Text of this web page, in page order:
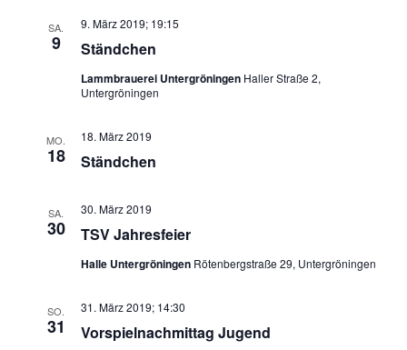
t
SA.
9 Ständchen
9. März 2019; 19:15
Lammbrauerei Untergröningen Haller Straße 2,
Untergröningen
MO.
18 Ständchen
18. März 2019
SA.
30 TSV Jahresfeier
30. März 2019
Halle Untergröningen Rötenbergstraße 29, Untergröningen
SO.
31 Vorspielnachmittag Jugend
31. März 2019; 14:30